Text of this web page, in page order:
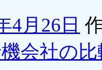
4月26日
会社の